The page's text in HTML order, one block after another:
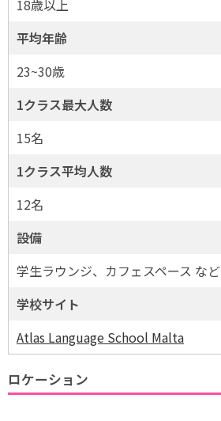
18歳以上
平均年齢
23~30歳
1クラス最大人数
15名
1クラス平均人数
12名
設備
学生ラウンジ、カフェスペース など
学校サイト
Atlas Language School Malta
ロケーション